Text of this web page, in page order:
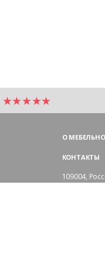
★★★★★
О
КОНТАКТЫ
109004,